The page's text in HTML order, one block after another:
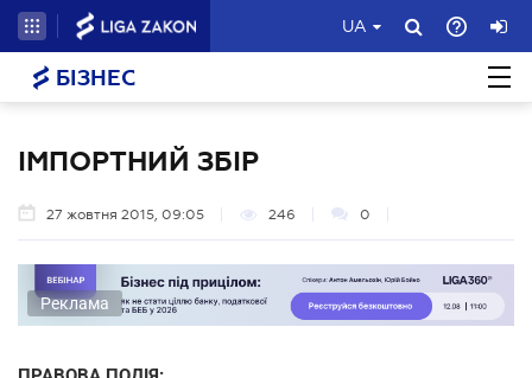
UA
БІЗНЕС
ІМПОРТНИЙ ЗБІР
27 жовтня 2015, 09:05 246 0
Реклама